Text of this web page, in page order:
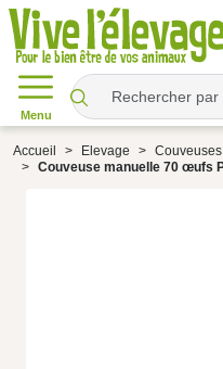
Menu
Accueil Elevage Couveuses
Couveuse manuelle 70 œufs